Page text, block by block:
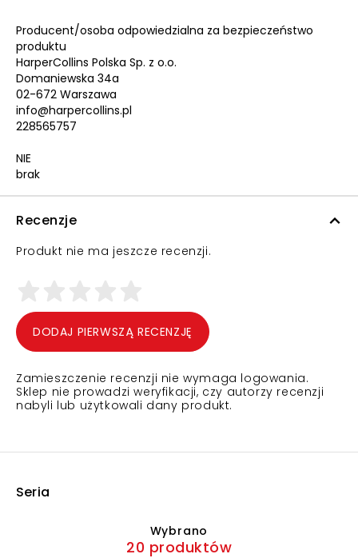
Producent/osoba odpowiedzialna za bezpieczeństwo
produktu
HarperCollins Polska Sp. z o.o.
Domaniewska 34a
02-672 Warszawa
info@harpercollins.pl
228565757
NIE
brak
Recenzje
Produkt nie ma jeszcze recenzji.
DODAJ PIERWSZĄ RECENZJĘ
Zamieszczenie recenzji nie wymaga logowania.
Sklep nie prowadzi weryfikacji, czy autorzy recenzji
nabyli lub użytkowali dany produkt.
Seria
Wybrano
20 produktów